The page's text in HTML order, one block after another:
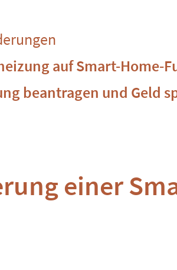
auf Smart-Home-
beantragen und Geld
einer